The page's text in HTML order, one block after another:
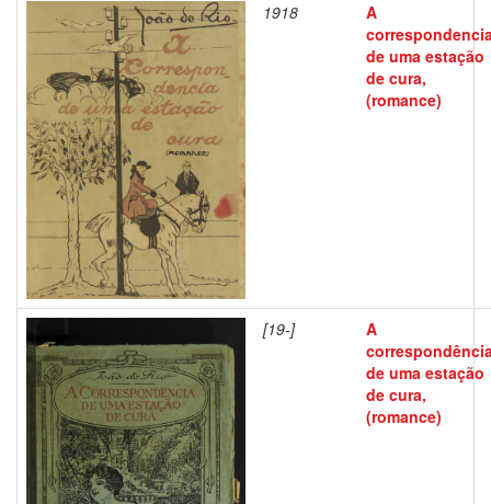
1918
A
de uma estação
de cura,
(romance)
[19-]
A
de uma estação
de cura,
(romance)